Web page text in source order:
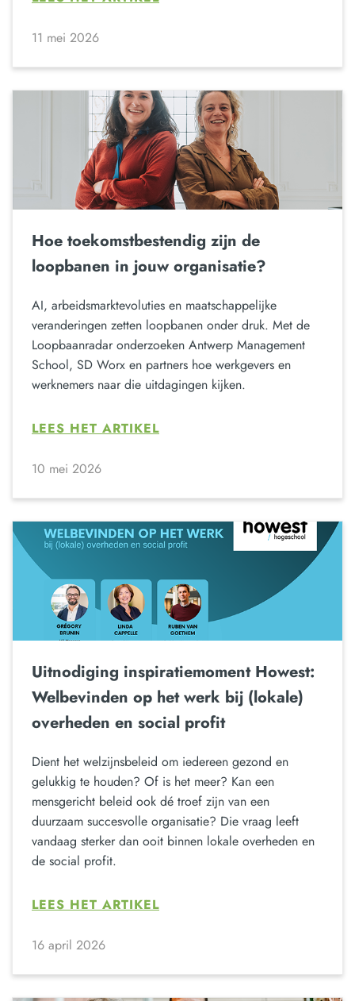
11 mei 2026
Hoe toekomstbestendig zijn de
loopbanen in jouw organisatie?
AI, arbeidsmarktevoluties en maatschappelijke
veranderingen zetten loopbanen onder druk. Met de
Loopbaanradar onderzoeken Antwerp Management
School, SD Worx en partners hoe werkgevers en
werknemers naar die uitdagingen kijken.
LEES HET ARTIKEL
10 mei 2026
Uitnodiging inspiratiemoment Howest:
Welbevinden op het werk bij (lokale)
overheden en social profit
Dient het welzijnsbeleid om iedereen gezond en
gelukkig te houden? Of is het meer? Kan een
mensgericht beleid ook dé troef zijn van een
duurzaam succesvolle organisatie? Die vraag leeft
vandaag sterker dan ooit binnen lokale overheden en
de social profit.
LEES HET ARTIKEL
16 april 2026